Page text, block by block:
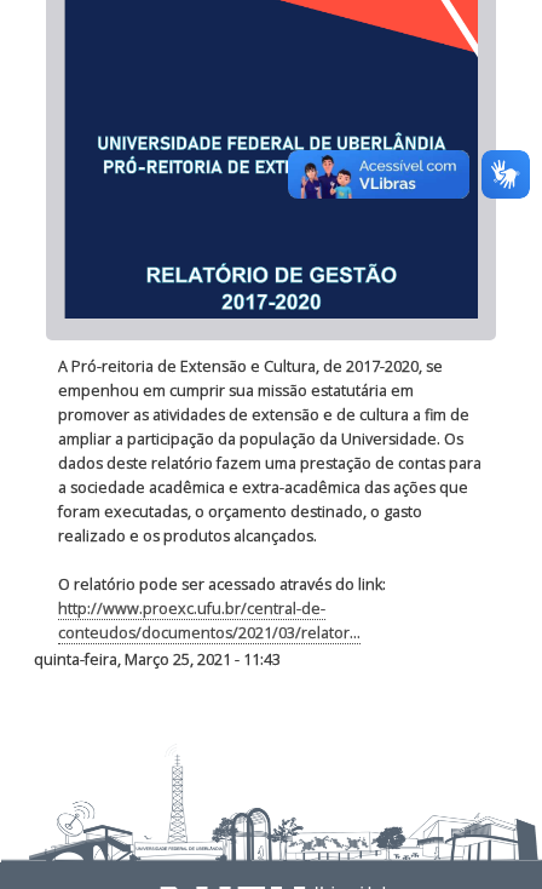
A Pró-reitoria de Extensão e Cultura, de 2017-2020, se
empenhou em cumprir sua missão estatutária em
promover as atividades de extensão e de cultura a fim de
ampliar a participação da população da Universidade. Os
dados deste relatório fazem uma prestação de contas para
a sociedade acadêmica e extra-acadêmica das ações que
foram executadas, o orçamento destinado, o gasto
realizado e os produtos alcançados.
O relatório pode ser acessado através do link:
http://www.proexc.ufu.br/central-de-
conteudos/documentos/2021/03/relator...
quinta-feira, Março 25, 2021 - 11:43